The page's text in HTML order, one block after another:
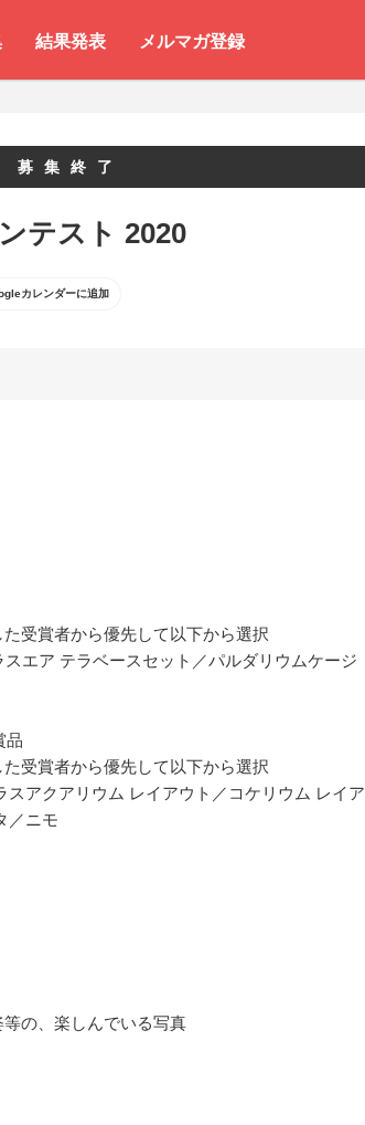
結果発表 メルマガ登録
募集終了
テスト 2020
カレンダーに追加
受賞者から優先して以下から選択
エア テラベースセット／パルダリウムケージ
品
受賞者から優先して以下から選択
アクアリウム レイアウト／コケリウム レイア
／ニモ
の、楽しんでいる写真